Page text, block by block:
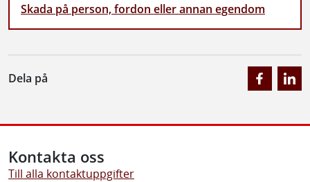
Skada på person, fordon eller annan egendom
Dela på
Kontakta oss
Till alla kontaktuppgifter